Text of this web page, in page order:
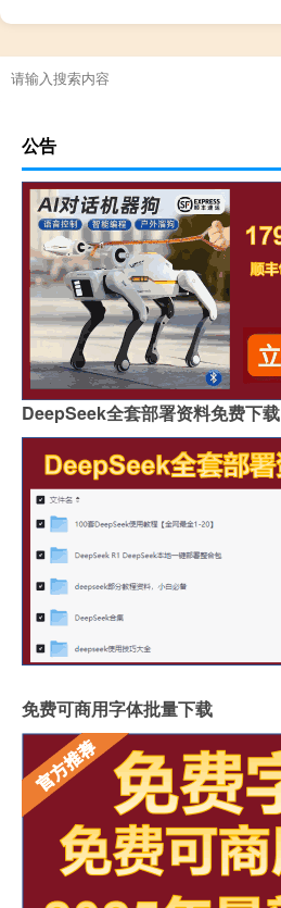
公告
DeepSeek全套部署资料免费下载
免费可商用字体批量下载